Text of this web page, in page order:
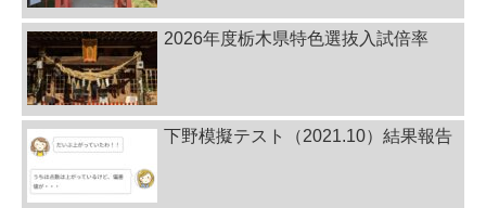
2026年度栃木県特色選抜入試倍率
下野模擬テスト（2021.10）結果報告